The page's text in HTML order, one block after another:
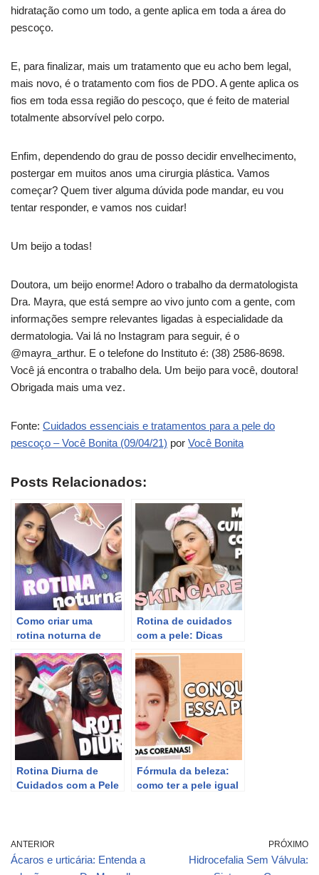
hidratação como um todo, a gente aplica em toda a área do
pescoço.
E, para finalizar, mais um tratamento que eu acho bem legal,
mais novo, é o tratamento com fios de PDO. A gente aplica os
fios em toda essa região do pescoço, que é feito de material
totalmente absorvível pelo corpo.
Enfim, dependendo do grau de posso decidir envelhecimento,
postergar em muitos anos uma cirurgia plástica. Vamos
começar? Quem tiver alguma dúvida pode mandar, eu vou
tentar responder, e vamos nos cuidar!
Um beijo a todas!
Doutora, um beijo enorme! Adoro o trabalho da dermatologista
Dra. Mayra, que está sempre ao vivo junto com a gente, com
informações sempre relevantes ligadas à especialidade da
dermatologia. Vai lá no Instagram para seguir, é o
@mayra_arthur. E o telefone do Instituto é: (38) 2586-8698.
Você já encontra o trabalho dela. Um beijo para você, doutora!
Obrigada mais uma vez.
Fonte: Cuidados essenciais e tratamentos para a pele do
pescoço – Você Bonita (09/04/21) por Você Bonita
Posts Relacionados:
Como criar uma
rotina noturna de
para ficar linda –
dicas de beleza.
Rotina de cuidados
com a pele: Dicas
manter a saúde e
beleza.
Rotina Diurna de
Cuidados com a Pele
Fórmula da beleza:
como ter a pele igual
ANTERIOR
Ácaros e urticária: Entenda a
PRÓXIMO
Hidrocefalia Sem Válvula: